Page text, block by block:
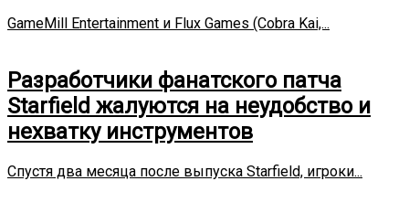
GameMill Entertainment и Flux Games (Cobra Kai,...
Разработчики фанатского патча
Starfield жалуются на неудобство и
нехватку инструментов
Спустя два месяца после выпуска Starfield, игроки...